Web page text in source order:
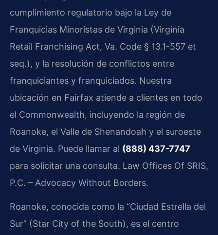
cumplimiento regulatorio bajo la Ley de
Franquicias Minoristas de Virginia (Virginia
Retail Franchising Act, Va. Code § 13.1-557 et
seq.), y la resolución de conflictos entre
franquiciantes y franquiciados. Nuestra
ubicación en Fairfax atiende a clientes en todo
el Commonwealth, incluyendo la región de
Roanoke, el Valle de Shenandoah y el suroeste
de Virginia. Puede llamar al (888) 437-7747
para solicitar una consulta. Law Offices Of SRIS,
P.C. – Advocacy Without Borders.
Roanoke, conocida como la “Ciudad Estrella del
Sur” (Star City of the South), es el centro